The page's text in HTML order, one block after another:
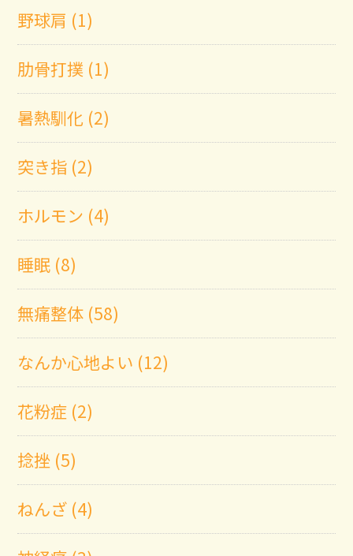
野球肩 (1)
肋骨打撲 (1)
暑熱馴化 (2)
突き指 (2)
ホルモン (4)
睡眠 (8)
無痛整体 (58)
なんか心地よい (12)
花粉症 (2)
捻挫 (5)
ねんざ (4)